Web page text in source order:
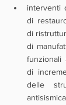
interventi
di
di
di
funzionali
di
delle